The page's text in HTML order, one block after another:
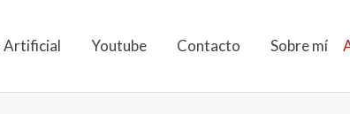
Artificial Youtube Contacto Sobre mí